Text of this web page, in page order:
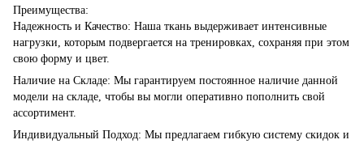
Преимущества:
Надежность и Качество: Наша ткань выдерживает интенсивные
нагрузки, которым подвергается на тренировках, сохраняя при этом
свою форму и цвет.
Наличие на Складе: Мы гарантируем постоянное наличие данной
модели на складе, чтобы вы могли оперативно пополнить свой
ассортимент.
Индивидуальный Подход: Мы предлагаем гибкую систему скидок и